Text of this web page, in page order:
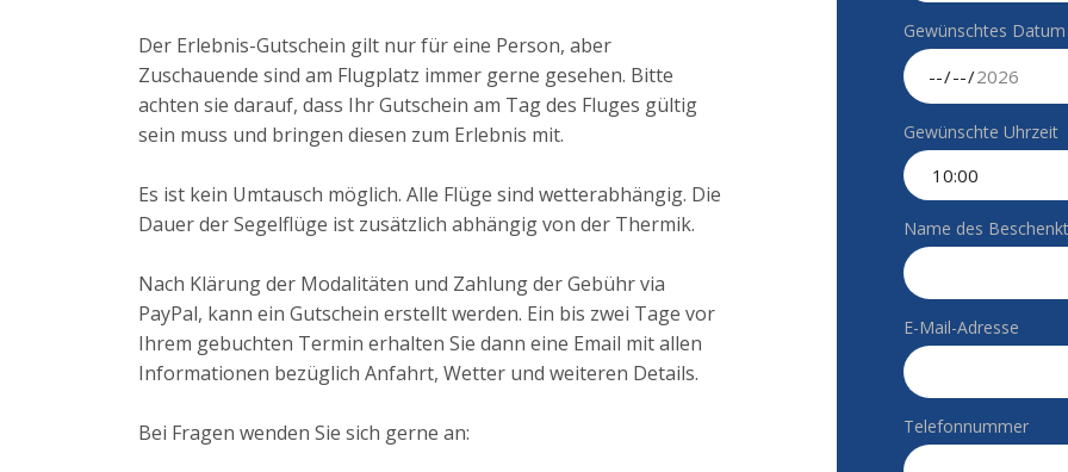
Der Erlebnis-Gutschein gilt nur für eine Person, aber
Zuschauende sind am Flugplatz immer gerne gesehen. Bitte
achten sie darauf, dass Ihr Gutschein am Tag des Fluges gültig
sein muss und bringen diesen zum Erlebnis mit.
Es ist kein Umtausch möglich. Alle Flüge sind wetterabhängig. Die
Dauer der Segelflüge ist zusätzlich abhängig von der Thermik.
Nach Klärung der Modalitäten und Zahlung der Gebühr via
PayPal, kann ein Gutschein erstellt werden. Ein bis zwei Tage vor
Ihrem gebuchten Termin erhalten Sie dann eine Email mit allen
Informationen bezüglich Anfahrt, Wetter und weiteren Details.
Bei Fragen wenden Sie sich gerne an:
Gewünschtes Datum
Gewünschte Uhrzeit
Name des
E-Mail-Adresse
Telefonnummer